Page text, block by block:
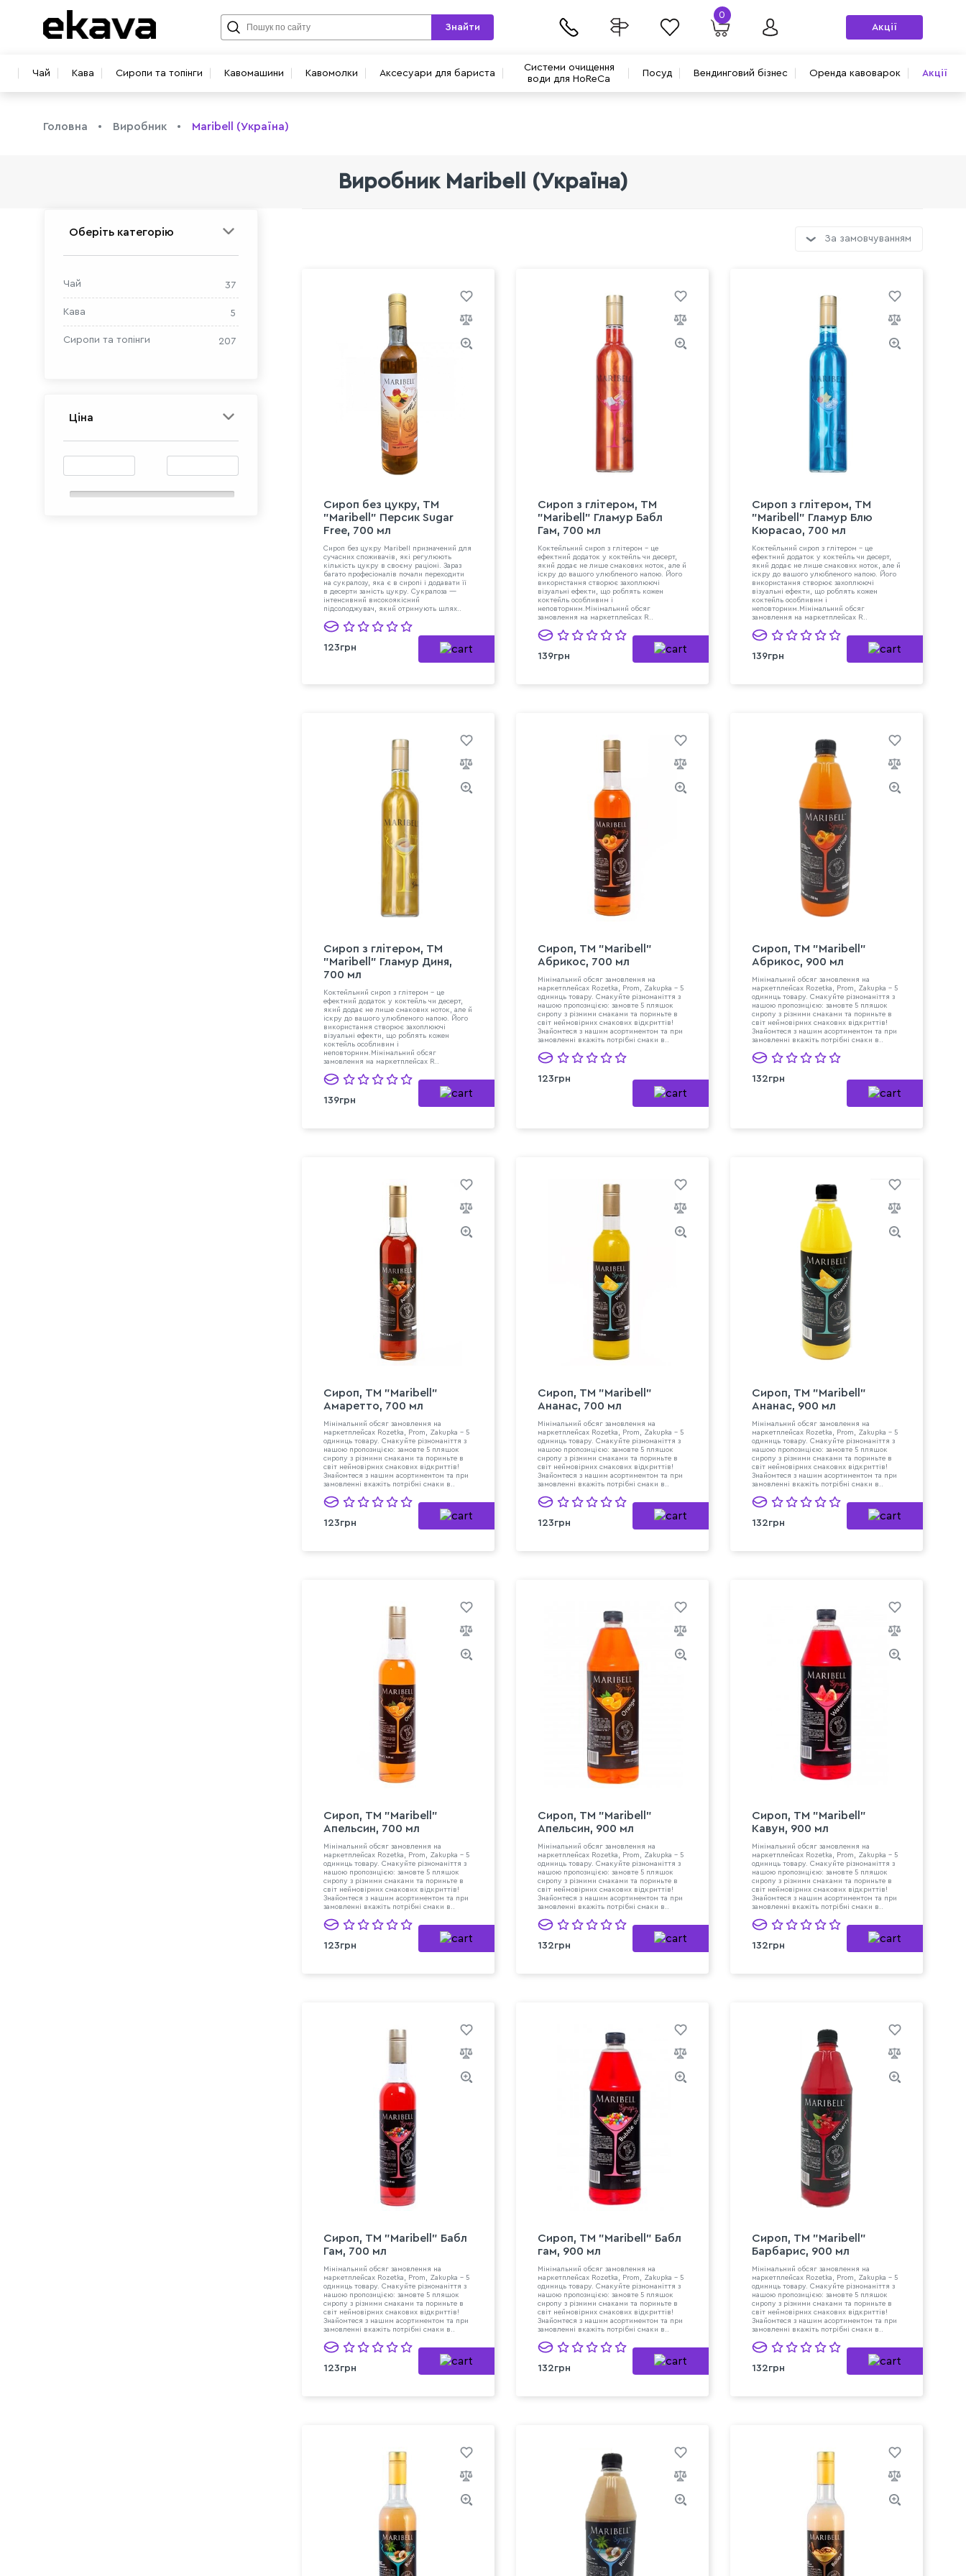
Чай Кава Сиропи та топінги Кавомашини Кавомолки Аксесуари для бариста
Системи очищення
води для HoReCa
Посуд Вендинговий бізнес Оренда кавоварок Акції
Знайти
0
Акції
Головна Виробник Maribell (Україна)
Виробник Maribell (Україна)
Оберіть категорію
Чай 37
Кава 5
Сиропи та топінги 207
Ціна
За замовчуванням
Сироп без цукру, ТМ
"Maribell" Персик Sugar
Free, 700 мл
Сироп без цукру Maribell призначений для
сучасних споживачів, які регулюють
кількість цукру в своєму раціоні. Зараз
багато професіоналів почали переходити
на сукралозу, яка є в сиропі і додавати її
в десерти замість цукру. Сукралоза —
інтенсивний високоякісний
підсолоджувач, який отримують шлях..
123грн
Сироп з глітером, ТМ
"Maribell" Гламур Бабл
Гам, 700 мл
Коктейльний сироп з глітером - це
ефектний додаток у коктейль чи десерт,
який додає не лише смакових ноток, але й
іскру до вашого улюбленого напою. Його
використання створює захоплюючі
візуальні ефекти, що роблять кожен
коктейль особливим і
неповторним.Мінімальний обсяг
замовлення на маркетплейсах R..
139грн
Сироп з глітером, ТМ
"Maribell" Гламур Блю
Кюрасао, 700 мл
Коктейльний сироп з глітером - це
ефектний додаток у коктейль чи десерт,
який додає не лише смакових ноток, але й
іскру до вашого улюбленого напою. Його
використання створює захоплюючі
візуальні ефекти, що роблять кожен
коктейль особливим і
неповторним.Мінімальний обсяг
замовлення на маркетплейсах R..
139грн
Сироп з глітером, ТМ
"Maribell" Гламур Диня,
700 мл
Коктейльний сироп з глітером - це
ефектний додаток у коктейль чи десерт,
який додає не лише смакових ноток, але й
іскру до вашого улюбленого напою. Його
використання створює захоплюючі
візуальні ефекти, що роблять кожен
коктейль особливим і
неповторним.Мінімальний обсяг
замовлення на маркетплейсах R..
139грн
Сироп, ТМ "Maribell"
Абрикос, 700 мл
Мінімальний обсяг замовлення на
маркетплейсах Rozetka, Prom, Zakupka - 5
одиниць товару. Смакуйте різноманіття з
нашою пропозицією: замовте 5 пляшок
сиропу з різними смаками та пориньте в
світ неймовірних смакових відкриттів!
Знайомтеся з нашим асортиментом та при
замовленні вкажіть потрібні смаки в..
123грн
Сироп, ТМ "Maribell"
Абрикос, 900 мл
Мінімальний обсяг замовлення на
маркетплейсах Rozetka, Prom, Zakupka - 5
одиниць товару. Смакуйте різноманіття з
нашою пропозицією: замовте 5 пляшок
сиропу з різними смаками та пориньте в
світ неймовірних смакових відкриттів!
Знайомтеся з нашим асортиментом та при
замовленні вкажіть потрібні смаки в..
132грн
Сироп, ТМ "Maribell"
Амаретто, 700 мл
Мінімальний обсяг замовлення на
маркетплейсах Rozetka, Prom, Zakupka - 5
одиниць товару. Смакуйте різноманіття з
нашою пропозицією: замовте 5 пляшок
сиропу з різними смаками та пориньте в
світ неймовірних смакових відкриттів!
Знайомтеся з нашим асортиментом та при
замовленні вкажіть потрібні смаки в..
123грн
Сироп, ТМ "Maribell"
Ананас, 700 мл
Мінімальний обсяг замовлення на
маркетплейсах Rozetka, Prom, Zakupka - 5
одиниць товару. Смакуйте різноманіття з
нашою пропозицією: замовте 5 пляшок
сиропу з різними смаками та пориньте в
світ неймовірних смакових відкриттів!
Знайомтеся з нашим асортиментом та при
замовленні вкажіть потрібні смаки в..
123грн
Сироп, ТМ "Maribell"
Ананас, 900 мл
Мінімальний обсяг замовлення на
маркетплейсах Rozetka, Prom, Zakupka - 5
одиниць товару. Смакуйте різноманіття з
нашою пропозицією: замовте 5 пляшок
сиропу з різними смаками та пориньте в
світ неймовірних смакових відкриттів!
Знайомтеся з нашим асортиментом та при
замовленні вкажіть потрібні смаки в..
132грн
Сироп, ТМ "Maribell"
Апельсин, 700 мл
Мінімальний обсяг замовлення на
маркетплейсах Rozetka, Prom, Zakupka - 5
одиниць товару. Смакуйте різноманіття з
нашою пропозицією: замовте 5 пляшок
сиропу з різними смаками та пориньте в
світ неймовірних смакових відкриттів!
Знайомтеся з нашим асортиментом та при
замовленні вкажіть потрібні смаки в..
123грн
Сироп, ТМ "Maribell"
Апельсин, 900 мл
Мінімальний обсяг замовлення на
маркетплейсах Rozetka, Prom, Zakupka - 5
одиниць товару. Смакуйте різноманіття з
нашою пропозицією: замовте 5 пляшок
сиропу з різними смаками та пориньте в
світ неймовірних смакових відкриттів!
Знайомтеся з нашим асортиментом та при
замовленні вкажіть потрібні смаки в..
132грн
Сироп, ТМ "Maribell"
Кавун, 900 мл
Мінімальний обсяг замовлення на
маркетплейсах Rozetka, Prom, Zakupka - 5
одиниць товару. Смакуйте різноманіття з
нашою пропозицією: замовте 5 пляшок
сиропу з різними смаками та пориньте в
світ неймовірних смакових відкриттів!
Знайомтеся з нашим асортиментом та при
замовленні вкажіть потрібні смаки в..
132грн
Сироп, ТМ "Maribell" Бабл
Гам, 700 мл
Мінімальний обсяг замовлення на
маркетплейсах Rozetka, Prom, Zakupka - 5
одиниць товару. Смакуйте різноманіття з
нашою пропозицією: замовте 5 пляшок
сиропу з різними смаками та пориньте в
світ неймовірних смакових відкриттів!
Знайомтеся з нашим асортиментом та при
замовленні вкажіть потрібні смаки в..
123грн
Сироп, ТМ "Maribell" Бабл
гам, 900 мл
Мінімальний обсяг замовлення на
маркетплейсах Rozetka, Prom, Zakupka - 5
одиниць товару. Смакуйте різноманіття з
нашою пропозицією: замовте 5 пляшок
сиропу з різними смаками та пориньте в
світ неймовірних смакових відкриттів!
Знайомтеся з нашим асортиментом та при
замовленні вкажіть потрібні смаки в..
132грн
Сироп, ТМ "Maribell"
Барбарис, 900 мл
Мінімальний обсяг замовлення на
маркетплейсах Rozetka, Prom, Zakupka - 5
одиниць товару. Смакуйте різноманіття з
нашою пропозицією: замовте 5 пляшок
сиропу з різними смаками та пориньте в
світ неймовірних смакових відкриттів!
Знайомтеся з нашим асортиментом та при
замовленні вкажіть потрібні смаки в..
132грн